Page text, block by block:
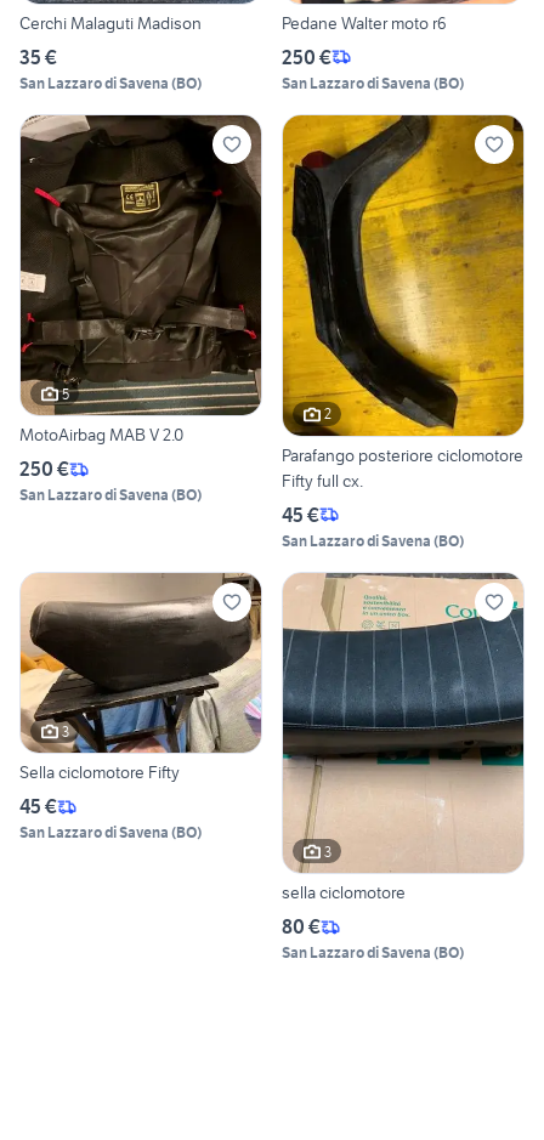
Cerchi Malaguti Madison
35 €
San Lazzaro di Savena (BO)
Pedane Walter moto r6
250 €
San Lazzaro di Savena (BO)
5
MotoAirbag MAB V 2.0
250 €
San Lazzaro di Savena (BO)
2
Parafango posteriore ciclomotore
Fifty full cx.
45 €
San Lazzaro di Savena (BO)
3
Sella ciclomotore Fifty
45 €
San Lazzaro di Savena (BO)
3
sella ciclomotore
80 €
San Lazzaro di Savena (BO)